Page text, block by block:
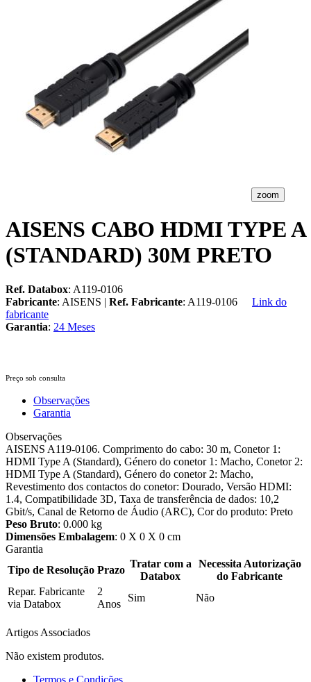
zoom
AISENS CABO HDMI TYPE A
(STANDARD) 30M PRETO
Ref. Databox: A119-0106
Fabricante: AISENS | Ref. Fabricante: A119-0106
Link do
fabricante
Garantia: 24 Meses
Preço sob consulta
Observações
Garantia
Observações
AISENS A119-0106. Comprimento do cabo: 30 m, Conetor 1:
HDMI Type A (Standard), Género do conetor 1: Macho, Conetor 2:
HDMI Type A (Standard), Género do conetor 2: Macho,
Revestimento dos contactos do conetor: Dourado, Versão HDMI:
1.4, Compatibilidade 3D, Taxa de transferência de dados: 10,2
Gbit/s, Canal de Retorno de Áudio (ARC), Cor do produto: Preto
Peso Bruto: 0.000 kg
Dimensões Embalagem: 0 X 0 X 0 cm
Garantia
Tipo de Resolução Prazo
Tratar com a
Databox
Necessita Autorização
do Fabricante
Repar. Fabricante
via Databox
2
Anos
Sim Não
Artigos Associados
Não existem produtos.
Termos e Condições